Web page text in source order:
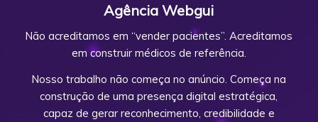
Agência Webgui
Não acreditamos em “vender pacientes”. Acreditamos
em construir médicos de referência.
Nosso trabalho não começa no anúncio. Começa na
construção de uma presença digital estratégica,
capaz de gerar reconhecimento, credibilidade e